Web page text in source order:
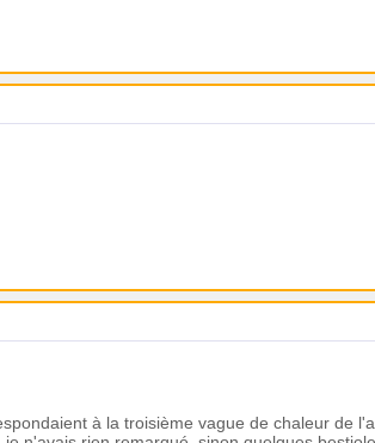
à la troisième vague de chaleur de